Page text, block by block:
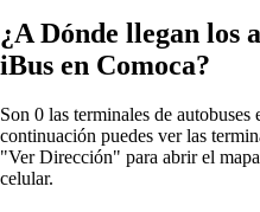
¿A Dónde llegan los
iBus en Comoca?
Son 0 las terminales de
continuación puedes ver las
"Ver Dirección" para abrir el
celular.